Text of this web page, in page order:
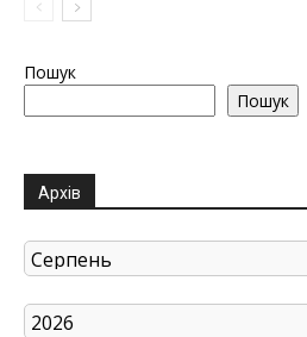
Пошук
Пошук
Архів